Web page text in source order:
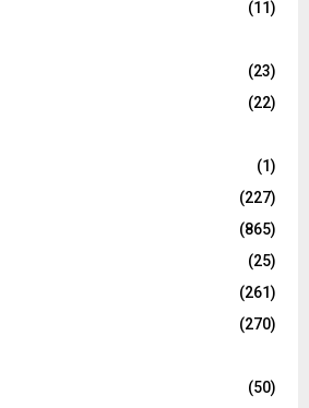
(11)
(23)
(22)
(1)
(227)
(865)
(25)
(261)
(270)
(50)